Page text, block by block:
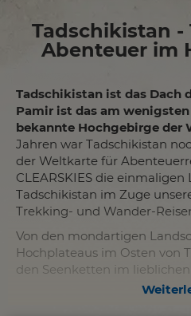
Tadschikistan
Abenteuer im
Tadschikistan ist das Dach
Pamir ist das am
bekannte Hochgebirge der
Jahren war Tadschikistan
der Weltkarte für
CLEARSKIES die
Tadschikistan im Zuge
Trekking- und Wander-
Von den mondartigen
Hochplateaus im Osten von
den Seenketten im
von Tadschikistan bietet das